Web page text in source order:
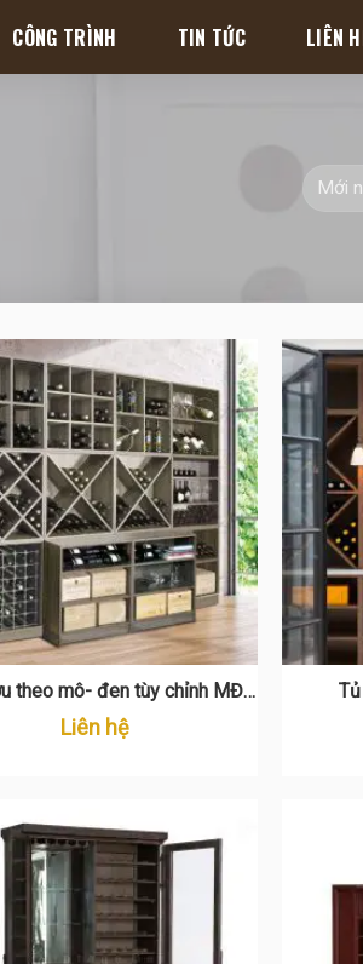
CÔNG TRÌNH TIN TỨC LIÊN
theo mô- đen tùy chỉnh MĐ
0015
Liên hệ